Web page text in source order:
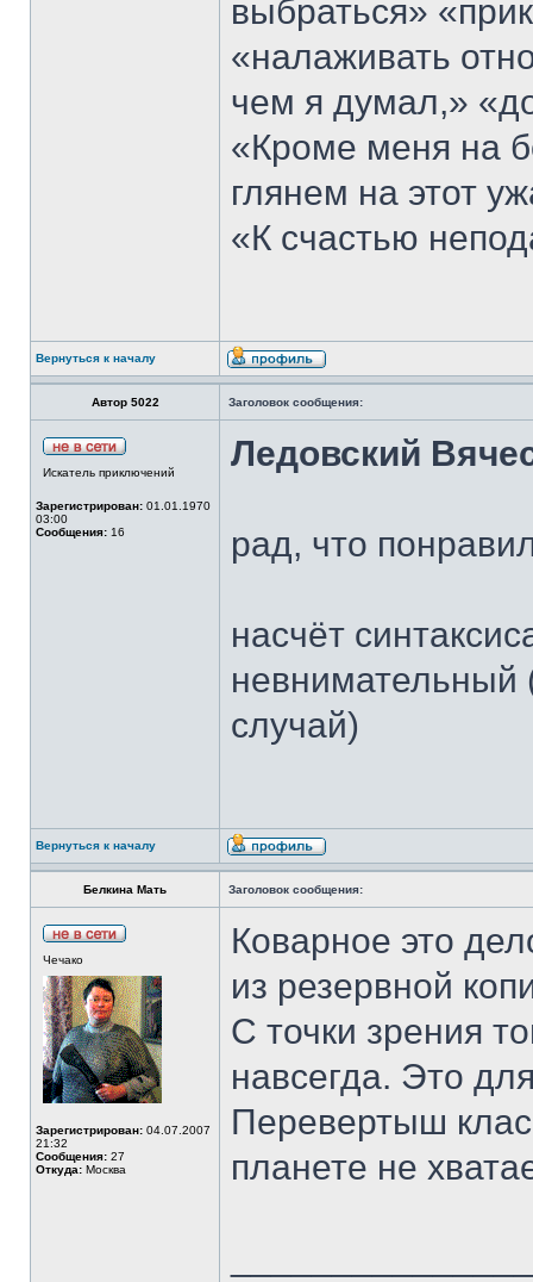
выбраться»
«налаживать
чем я думал,»
«Кроме меня на
глянем на этот
«К счастью
Вернуться к началу
Автор 5022 Заголовок сообщения:
Искатель приключений
Зарегистрирован: 01.01.1970
03:00
Сообщения: 16
Ледовский
рад, что
насчёт
невнимательный
случай)
Вернуться к началу
Белкина Мать Заголовок сообщения:
Чечако
Зарегистрирован: 04.07.2007
21:32
Сообщения: 27
Откуда: Москва
Коварное это
из резервной
С точки зрения
навсегда. Это
Перевертыш
планете не